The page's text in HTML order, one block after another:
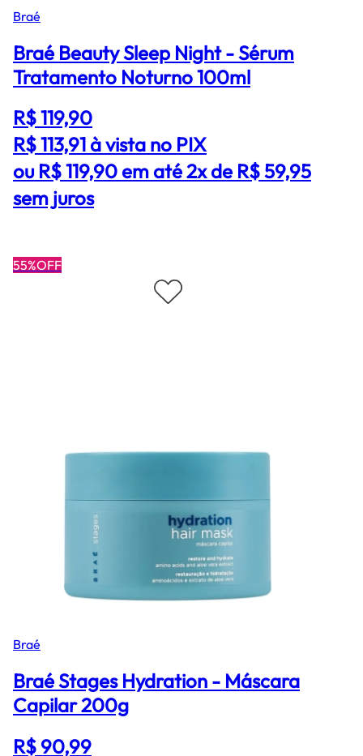
Braé
Braé Beauty Sleep Night - Sérum
Tratamento Noturno 100ml
R$ 119,90
R$ 113,91à vista no PIX
ou R$ 119,90 em até 2x de R$ 59,95
sem juros
55%OFF
Braé
Braé Stages Hydration - Máscara
Capilar 200g
R$ 90,99